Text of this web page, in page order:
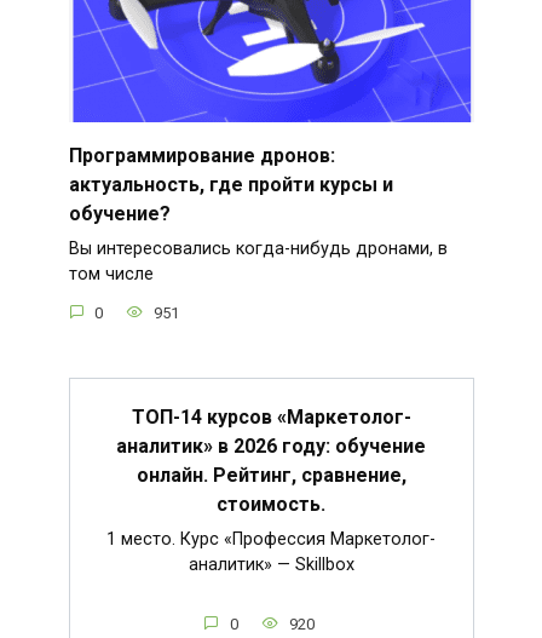
Программирование дронов:
актуальность, где пройти курсы и
обучение?
Вы интересовались когда-нибудь дронами, в
том числе
0 951
ТОП-14 курсов «Маркетолог-
аналитик» в 2026 году: обучение
онлайн. Рейтинг, сравнение,
стоимость.
1 место. Курс «Профессия Маркетолог-
аналитик» — Skillbox
0 920